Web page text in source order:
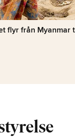
flyr från Myanmar